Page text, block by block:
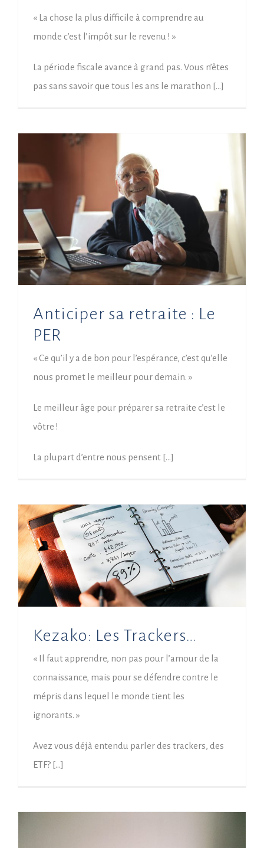
« La chose la plus difficile à comprendre au
monde c’est l’impôt sur le revenu ! »
La période fiscale avance à grand pas. Vous n’êtes
pas sans savoir que tous les ans le marathon […]
Anticiper sa retraite : Le
PER
« Ce qu’il y a de bon pour l’espérance, c’est qu’elle
nous promet le meilleur pour demain. »
Le meilleur âge pour préparer sa retraite c’est le
vôtre !
La plupart d’entre nous pensent […]
Kezako: Les Trackers…
« Il faut apprendre, non pas pour l’amour de la
connaissance, mais pour se défendre contre le
mépris dans lequel le monde tient les
ignorants. »
Avez vous déjà entendu parler des trackers, des
ETF? […]